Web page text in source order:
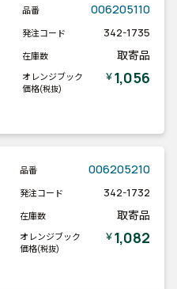
品番 006205110
発注コード 342-1735
在庫数 取寄品
オレンジブック
価格(税抜)
￥1,056
品番 006205210
発注コード 342-1732
在庫数 取寄品
オレンジブック
価格(税抜)
￥1,082